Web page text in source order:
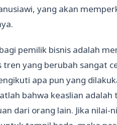
yang akan
pemilik bisnis adalah
tren yang berubah sangat
apa pun yang
bahwa keaslian
dari orang lain. Jika